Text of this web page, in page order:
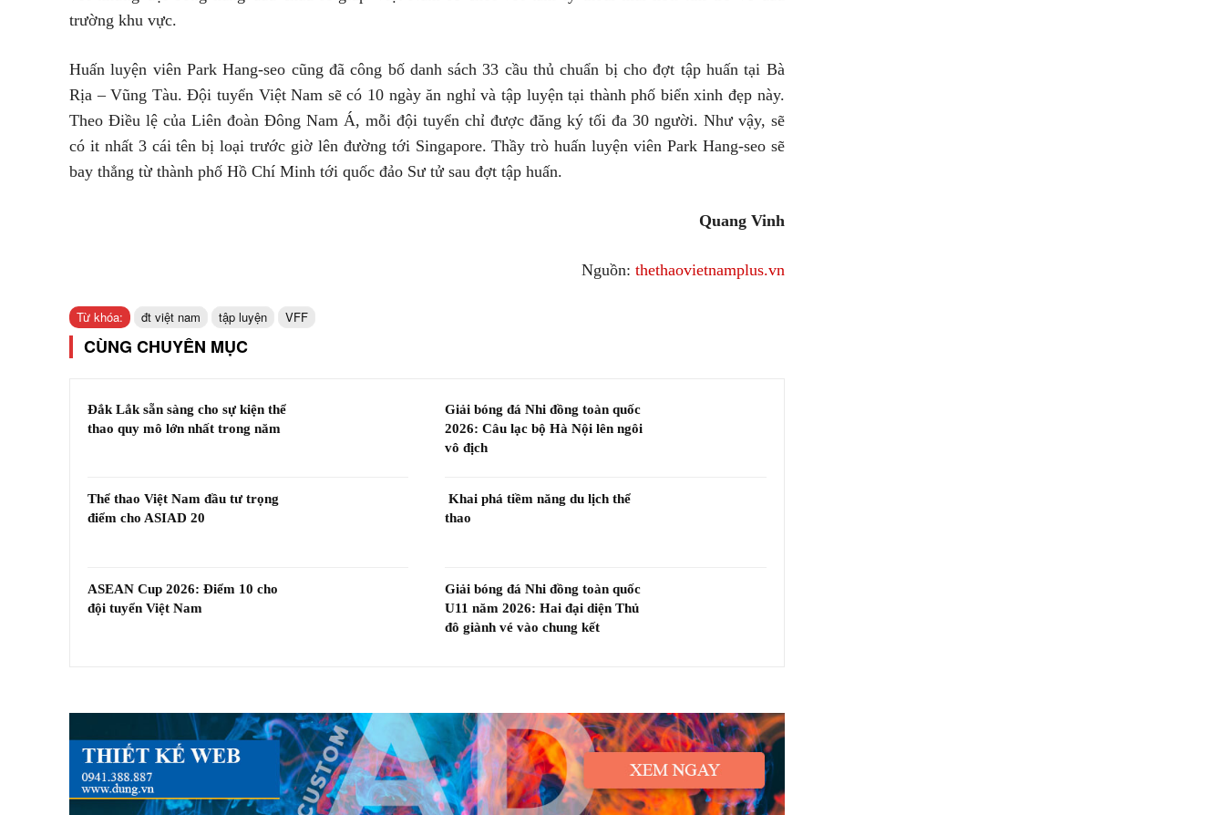
trường khu vực.
Huấn luyện viên Park Hang-seo cũng đã công bố danh sách 33 cầu thủ chuẩn bị cho đợt tập huấn tại Bà
Rịa – Vũng Tàu. Đội tuyển Việt Nam sẽ có 10 ngày ăn nghỉ và tập luyện tại thành phố biển xinh đẹp này.
Theo Điều lệ của Liên đoàn Đông Nam Á, mỗi đội tuyển chỉ được đăng ký tối đa 30 người. Như vậy, sẽ
có it nhất 3 cái tên bị loại trước giờ lên đường tới Singapore. Thầy trò huấn luyện viên Park Hang-seo sẽ
bay thẳng từ thành phố Hồ Chí Minh tới quốc đảo Sư tử sau đợt tập huấn.
Quang Vinh
Nguồn: thethaovietnamplus.vn
Từ khóa: đt việt nam tập luyện VFF
CÙNG CHUYÊN MỤC
Đắk Lắk sẵn sàng cho sự kiện thể
thao quy mô lớn nhất trong năm
Giải bóng đá Nhi đồng toàn quốc
2026: Câu lạc bộ Hà Nội lên ngôi
vô địch
Thể thao Việt Nam đầu tư trọng
điểm cho ASIAD 20
Khai phá tiềm năng du lịch thể
thao
ASEAN Cup 2026: Điểm 10 cho
đội tuyển Việt Nam
Giải bóng đá Nhi đồng toàn quốc
U11 năm 2026: Hai đại diện Thủ
đô giành vé vào chung kết